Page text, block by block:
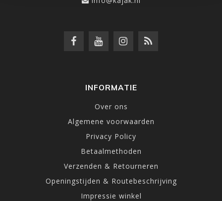
INFORMATIE
Over ons
Algemene voorwaarden
Privacy Policy
Betaalmethoden
Verzenden & Retourneren
Openingstijden & Routebeschrijving
Impressie winkel